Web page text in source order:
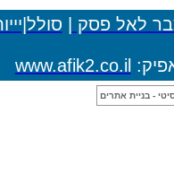
סולל|יייות לכלי עבוד